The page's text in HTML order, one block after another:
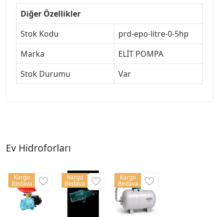
Diğer Özellikler
Stok Kodu
prd-epo-litre-0-5hp
Marka
ELİT POMPA
Stok Durumu
Var
Ev Hidroforları
Kargo
Bedava
Kargo
Bedava
Kargo
Bedava